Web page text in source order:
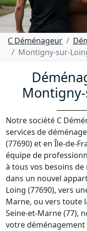
C Déménageur
Montigny-sur-
Notre société C
services de
(77690) et en Île-de-
équipe de
à tous vos besoins
dans un nouvel
Loing (77690), vers
Marne, ou vers toute
Seine-et-Marne (77),
votre déménagement